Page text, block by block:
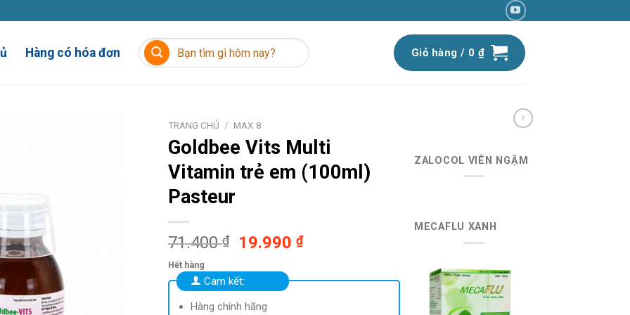
Hàng có hóa đơn
Tìm
kiếm:
Giỏ hàng / 0 ₫
TRANG CHỦ / MAX 8
Goldbee Vits Multi
Vitamin trẻ em (100ml)
Pasteur
71.400₫
Giá
là:
71.400 ₫.
19.990₫Giá
tại
Hết hàng
Cam kết:
Hàng chính hãng
ZALOCOL VIÊN NGẬM
MECAFLU XANH